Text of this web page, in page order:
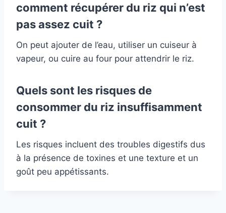
comment récupérer du riz qui n’est
pas assez cuit ?
On peut ajouter de l’eau, utiliser un cuiseur à
vapeur, ou cuire au four pour attendrir le riz.
Quels sont les risques de
consommer du riz insuffisamment
cuit ?
Les risques incluent des troubles digestifs dus
à la présence de toxines et une texture et un
goût peu appétissants.